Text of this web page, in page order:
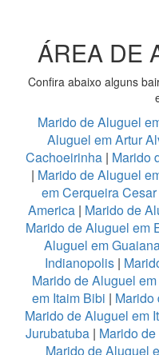
ÁREA DE
Confira abaixo alguns
Marido de Aluguel
Aluguel em Artur
Cachoeirinha| Marido
| Marido de Aluguel
em Cerqueira Cesar
America | Marido de
Marido de Aluguel em
Aluguel em
Indianopolis|
Marido de Aluguel
em Itaim Bibi | Marido
Marido de Aluguel em
Jurubatuba | Marido
Marido de Aluguel